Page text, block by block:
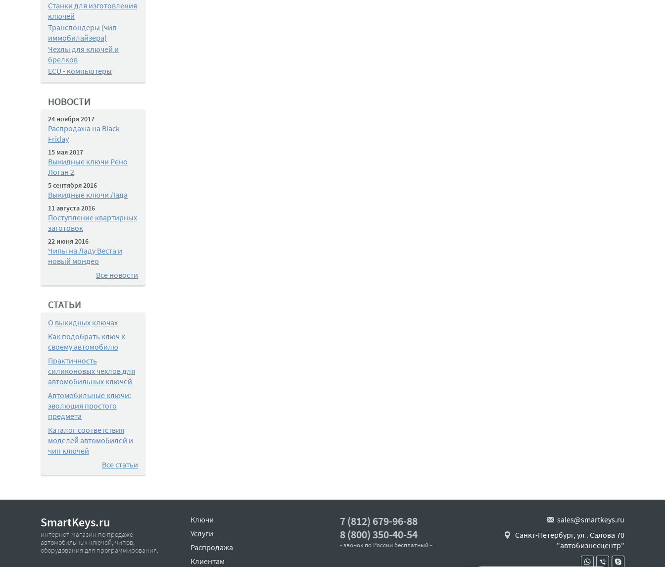
Станки для изготовления
ключей
Транспондеры (чип
иммобилайзера)
Чехлы для ключей и
брелков
ECU - компьютеры
НОВОСТИ
24 ноября 2017
Распродажа на Black
Friday
15 мая 2017
Выкидные ключи Рено
Логан 2
5 сентября 2016
Выкидные ключи Лада
11 августа 2016
Поступление квартирных
заготовок
22 июня 2016
Чипы на Ладу Веста и
новый мондео
Все новости
СТАТЬИ
О выкидных ключах
Как подобрать ключ к
своему автомобилю
Практичность
силиконовых чехлов для
автомобильных ключей
Автомобильные ключи:
эволюция простого
предмета
Каталог соответствия
моделей автомобилей и
чип ключей
Все статьи
SmartKeys.ru
интернет-магазин по продаже
автомобильных ключей, чипов,
оборудования для программирования.
Ключи
Услуги
Распродажа
Клиентам
7 (812) 679-96-88
8 (800) 350-40-54
- звонок по России бесплатный -
sales@smartkeys.ru
Санкт-Петербург, ул . Салова 70
"автобизнесцентр"